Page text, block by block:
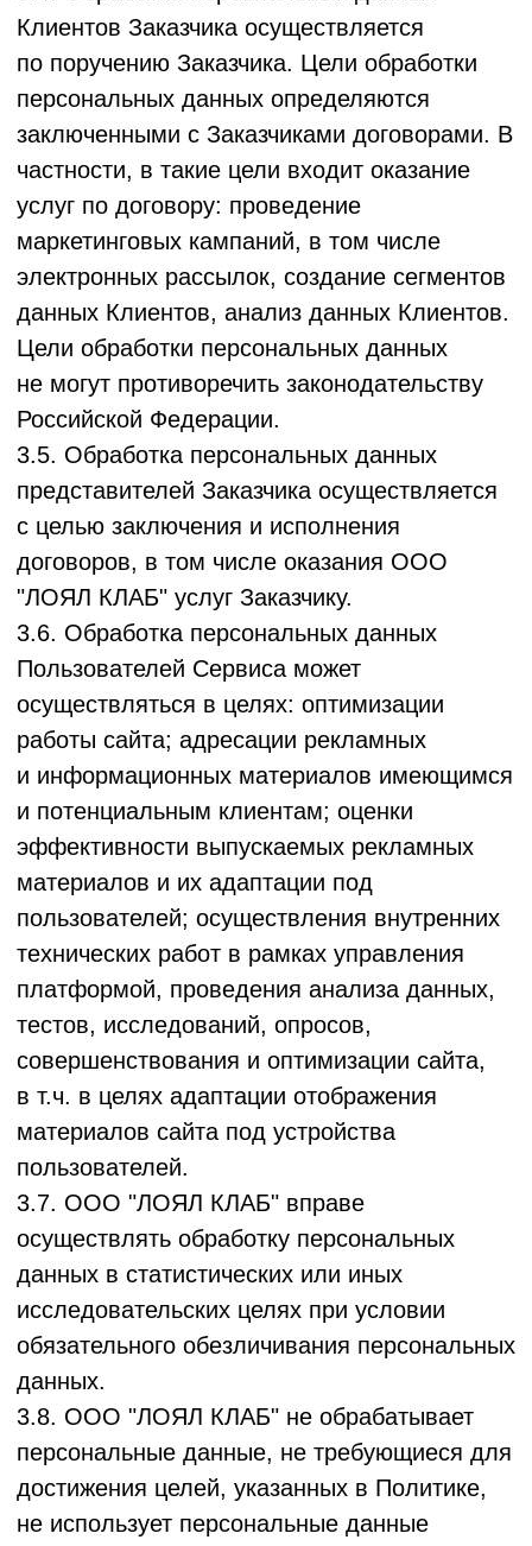
с Заказчиками договоров.
4.5. ООО "ЛОЯЛ КЛАБ" принимает все
необходимые меры по выполнению
требований законодательства,
не обрабатывает персональные данные
в случаях, когда это не допускается.
5. Порядок и условия обработки
Персональных данных
5.1. ОбработкаДанных Пользователя
автоматизированным способом (для
функционирования Сервиса) и
неавтоматизированным (при обработке
5.2. ХранениеДанных Пользователя
Сервиса/Заказчика(Email, опционально
учетной записи Пользователем
автоматически через 30 дней после
завершения подписки или по его запросу на
адрес support@loyalclub.ru, если иное не
требуется законодательством.
5.3. Обработка персональных данных ООО
"ЛОЯЛ КЛАБ» осуществляется
в соответствии со следующими
принципами:
- законность и справедливая основа
обработки персональных данных;
- ограничение обработки персональных
данных достижением конкретных, заранее
определённых и законных целей;
соответствие содержания и объёма
обрабатываемых персональных данных
заявленным целям обработки;
- недопущение объединения баз данных,
содержащих персональные данные,
обработка которых осуществляется в целях,
- обеспечение точности, достаточности
и актуальности персональных данных
по отношению к целям обработки
- хранение персональных данных в форме,
позволяющей определить субъекта ПДн
обработки персональных данных, если срок
хранения персональных данных
не установлен федеральным законом,
выгодоприобретателем по которому
является субъект персональных данных;
уничтожения персональных данных
по достижении заявленных целей
их обработки или в случае утраты
необходимости в достижении этих целей,